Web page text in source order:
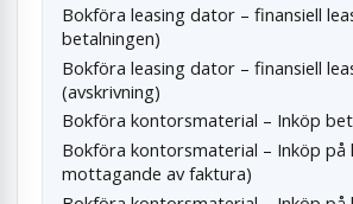
Bokföra leasing dator – finansiell
betalningen)
Bokföra leasing dator – finansiell
(avskrivning)
Bokföra kontorsmaterial – Inköp
Bokföra kontorsmaterial – Inköp på
mottagande av faktura)